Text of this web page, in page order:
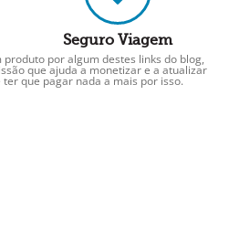
Seguro Viagem
por algum destes links do blog,
que ajuda a monetizar e a atualizar
que pagar nada a mais por isso.